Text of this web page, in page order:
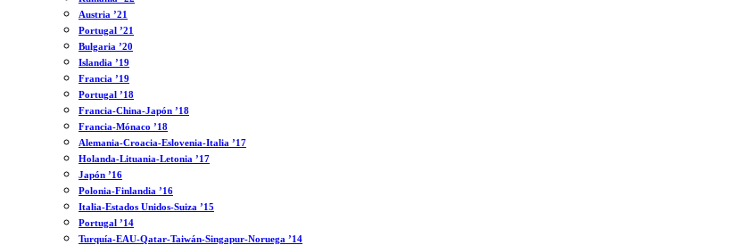
Austria ’21
Portugal ’21
Bulgaria ’20
Islandia ’19
Francia ’19
Portugal ’18
Francia-China-Japón ’18
Francia-Mónaco ’18
Alemania-Croacia-Eslovenia-Italia ’17
Holanda-Lituania-Letonia ’17
Japón ’16
Polonia-Finlandia ’16
Italia-Estados Unidos-Suiza ’15
Portugal ’14
Turquía-EAU-Qatar-Taiwán-Singapur-Noruega ’14